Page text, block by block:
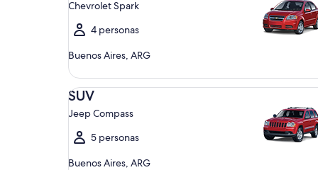
Chevrolet Spark
4 personas
Buenos Aires, ARG
SUV
Jeep Compass
5 personas
Buenos Aires, ARG
SUV Jeep Compass